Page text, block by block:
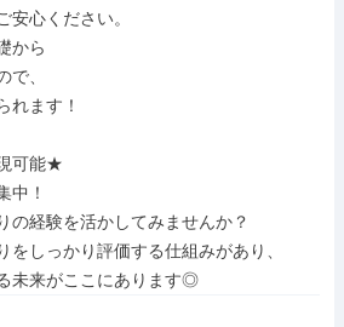
安心ください。
から
で、
れます！
可能★
中！
の経験を活かしてみませんか？
をしっかり評価する仕組みがあり、
未来がここにあります◎